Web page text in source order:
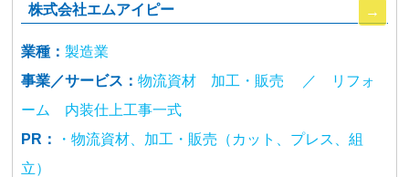
株式会社エムアイピー
業種： 製造業
事業／サービス： 物流資材 加工・販売 ／ リフォ
ーム 内装仕上工事一式
PR：
・物流資材、加工・販売（カット、プレス、組
立）